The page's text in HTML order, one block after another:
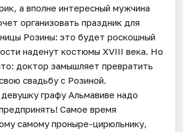
а вполне интересный мужчина
организовать праздник для
Розины: это будет роскошный
наденут костюмы XVIII века. Но
доктор замышляет превратить
свадьбу с Розиной.
графу Альмавиве надо
Самое время
самому проныре-цирюльнику,